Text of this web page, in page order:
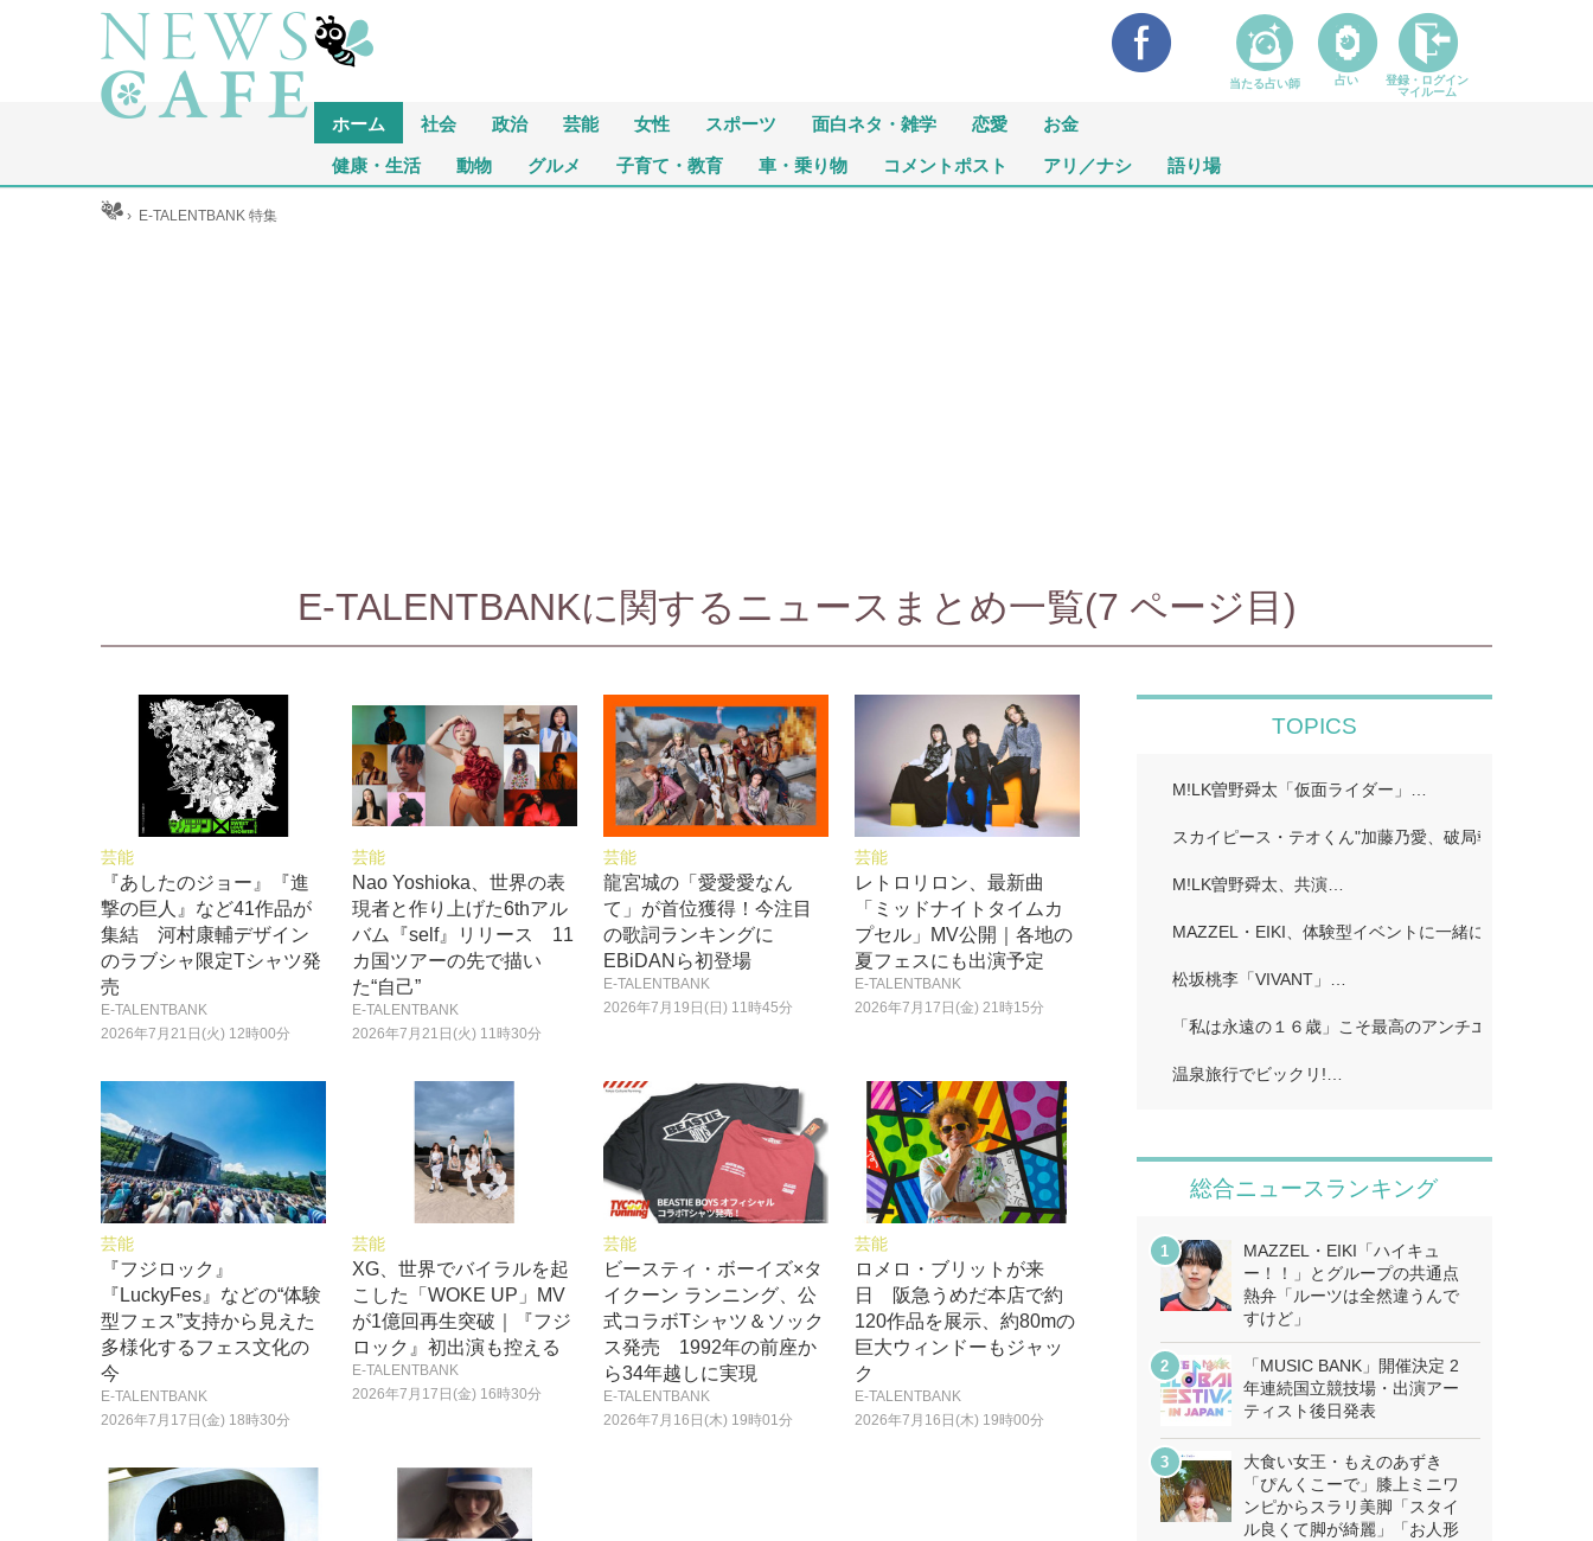
ホーム 社会 政治 芸能 女性 スポーツ 面白ネタ・雑学 恋愛 お金
健康・生活 動物 グルメ 子育て・教育 車・乗り物 コメントポスト アリ／ナシ 語り場
ホーム › E-TALENTBANK 特集
E-TALENTBANKに関するニュースまとめ一覧(7 ページ目)
芸能
『あしたのジョー』『進
撃の巨人』など41作品が
集結 河村康輔デザイン
のラブシャ限定Tシャツ発
売
E-TALENTBANK
2026年7月21日(火) 12時00分
芸能
Nao Yoshioka、世界の表
現者と作り上げた6thアル
バム『self』リリース 11
カ国ツアーの先で描い
た“自己”
E-TALENTBANK
2026年7月21日(火) 11時30分
芸能
龍宮城の「愛愛愛なん
て」が首位獲得！今注目
の歌詞ランキングに
EBiDANら初登場
E-TALENTBANK
2026年7月19日(日) 11時45分
芸能
レトロリロン、最新曲
「ミッドナイトタイムカ
プセル」MV公開｜各地の
夏フェスにも出演予定
E-TALENTBANK
2026年7月17日(金) 21時15分
芸能
『フジロック』
『LuckyFes』などの“体験
型フェス”支持から見えた
多様化するフェス文化の
今
E-TALENTBANK
2026年7月17日(金) 18時30分
芸能
XG、世界でバイラルを起
こした「WOKE UP」MV
が1億回再生突破｜『フジ
ロック』初出演も控える
E-TALENTBANK
2026年7月17日(金) 16時30分
芸能
ビースティ・ボーイズ×タ
イクーン ランニング、公
式コラボTシャツ＆ソック
ス発売 1992年の前座か
ら34年越しに実現
E-TALENTBANK
2026年7月16日(木) 19時01分
芸能
ロメロ・ブリットが来
日 阪急うめだ本店で約
120作品を展示、約80mの
巨大ウィンドーもジャッ
ク
E-TALENTBANK
2026年7月16日(木) 19時00分
TOPICS
M!LK曽野舜太「仮面ライダー」…
スカイピース・テオくん"加藤乃愛、破局報告「どちら
M!LK曽野舜太、共演…
MAZZEL・EIKI、体験型イベントに一緒に行きたい人
松坂桃李「VIVANT」…
「私は永遠の１６歳」こそ最高のアンチエイジング!…
温泉旅行でビックリ!…
総合ニュースランキング
MAZZEL・EIKI「ハイキュ
ー！！」とグループの共通点
熱弁「ルーツは全然違うんで
すけど」
「MUSIC BANK」開催決定 2
年連続国立競技場・出演アー
ティスト後日発表
大食い女王・もえのあずき
「ぴんくこーで」膝上ミニワ
ンピからスラリ美脚「スタイ
ル良くて脚が綺麗」「お人形
当たる占い師 占い
登録・ログイン
マイルーム